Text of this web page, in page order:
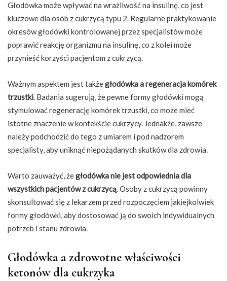
Głodówka może wpływać na wrażliwość na insulinę, co jest
kluczowe dla osób z cukrzycą typu 2. Regularne praktykowanie
okresów głodówki kontrolowanej przez specjalistów może
poprawić reakcję organizmu na insulinę, co z kolei może
przynieść korzyści pacjentom z cukrzycą.
Ważnym aspektem jest takżegłodówka a regeneracja komórek
trzustki. Badania sugerują, że pewne formy głodówki mogą
stymulować regenerację komórek trzustki, co może mieć
istotne znaczenie w kontekście cukrzycy. Jednakże, zawsze
należy podchodzić do tego z umiarem i pod nadzorem
specjalisty, aby uniknąć niepożądanych skutków dla zdrowia.
Warto zauważyć, żegłodówka nie jest odpowiednia dla
wszystkich pacjentów z cukrzycą. Osoby z cukrzycą powinny
skonsultować się z lekarzem przed rozpoczęciem jakiejkolwiek
formy głodówki, aby dostosować ją do swoich indywidualnych
potrzeb i stanu zdrowia.
Głodówka a zdrowotne właściwości
ketonów dla cukrzyka